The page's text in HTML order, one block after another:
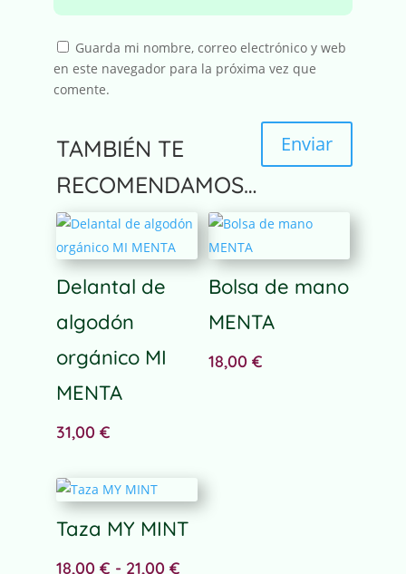
Guarda mi nombre, correo electrónico y web
en este navegador para la próxima vez que
comente.
Enviar
A
t
n
t
v
e
TAMBIÉN TE
RECOMENDAMOS…
Delantal de
algodón
orgánico MI
MENTA
31,00 €
Bolsa de mano
MENTA
18,00€
Taza MY MINT
18,00 € - 21,00 €Rango